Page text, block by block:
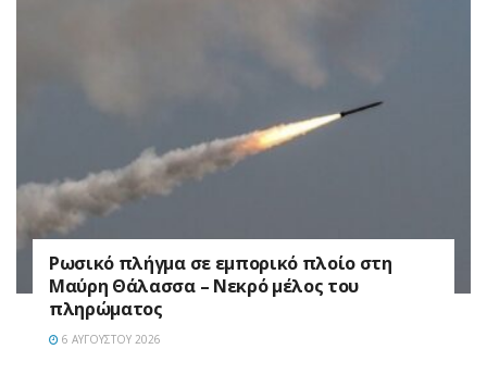
Ρωσικό πλήγμα σε εμπορικό πλοίο στη
Μαύρη Θάλασσα – Νεκρό μέλος του
πληρώματος
6 ΑΥΓΟΎΣΤΟΥ 2026